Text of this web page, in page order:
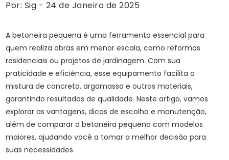
Por: Sig - 24 de Janeiro de 2025
A betoneira pequena é uma ferramenta essencial para
quem realiza obras em menor escala, como reformas
residenciais ou projetos de jardinagem. Com sua
praticidade e eficiência, esse equipamento facilita a
mistura de concreto, argamassa e outros materiais,
garantindo resultados de qualidade. Neste artigo, vamos
explorar as vantagens, dicas de escolha e manutenção,
além de comparar a betoneira pequena com modelos
maiores, ajudando você a tomar a melhor decisão para
suas necessidades.